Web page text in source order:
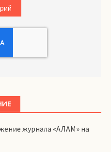
журнала «АЛАМ» на